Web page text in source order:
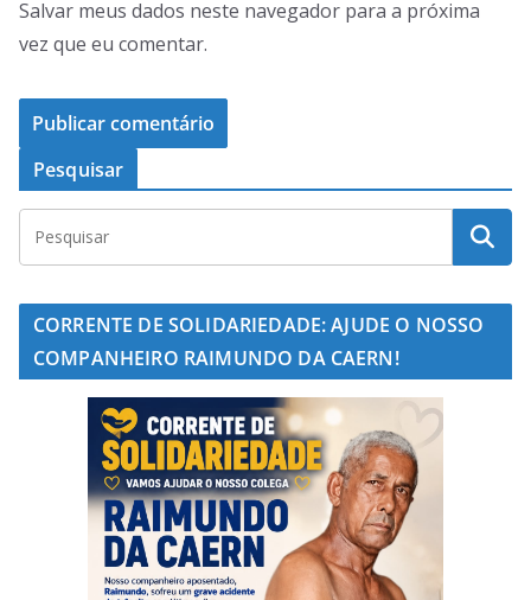
Salvar meus dados neste navegador para a próxima
vez que eu comentar.
Pesquisar
CORRENTE DE SOLIDARIEDADE: AJUDE O NOSSO
COMPANHEIRO RAIMUNDO DA CAERN!